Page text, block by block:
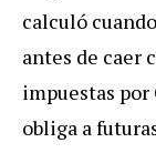
calculó
antes de caer
impuestas
obliga a